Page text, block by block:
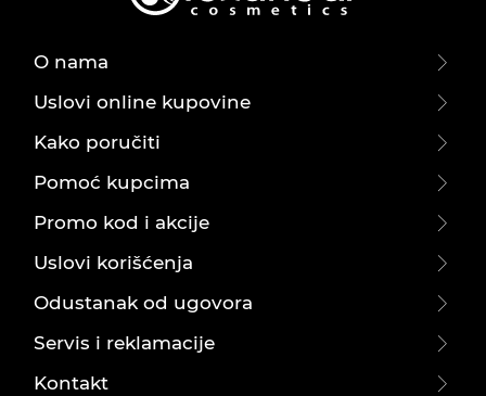
O nama
Uslovi online kupovine
Kako poručiti
Pomoć kupcima
Promo kod i akcije
Uslovi korišćenja
Odustanak od ugovora
Servis i reklamacije
Kontakt